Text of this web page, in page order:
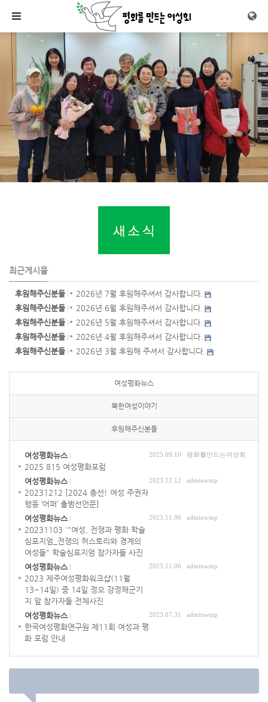
메뉴 건너뛰기
최근게시물
후원해주신분들
2026년 7월 후원해주셔서 감사합니다.
후원해주신분들
2026년 6월 후원해주셔서 감사합니다.
후원해주신분들
2026년 5월 후원해주셔서 감사합니다.
후원해주신분들
2026년 4월 후원해주셔서 감사합니다.
후원해주신분들
2026년 3월 후원해 주셔서 감사합니다.
여성평화뉴스
북한여성이야기
후원해주신분들
여성평화뉴스
2025 815 여성평화포럼
2025.09.10 평화를만드는여성회
여성평화뉴스
20231212 [2024 총선! 여성 주권자
행동 ‘어퍼’ 출범선언문]
2023.12.12 adminwmp
여성평화뉴스
20231103 '"여성, 전쟁과 평화 학술
심포지엄_전쟁의 허스토리와 경계의
여성들" 학술심포지엄 참가자들 사진
2023.11.06 adminwmp
여성평화뉴스
2023 제주여성평화워크샵(11월
13~14일) 중 14일 정오 강정해군기
지 앞 참가자들 전체사진
2023.11.06 adminwmp
여성평화뉴스
한국여성평화연구원 제11회 여성과 평
화 포럼 안내
2023.07.31 adminwmp